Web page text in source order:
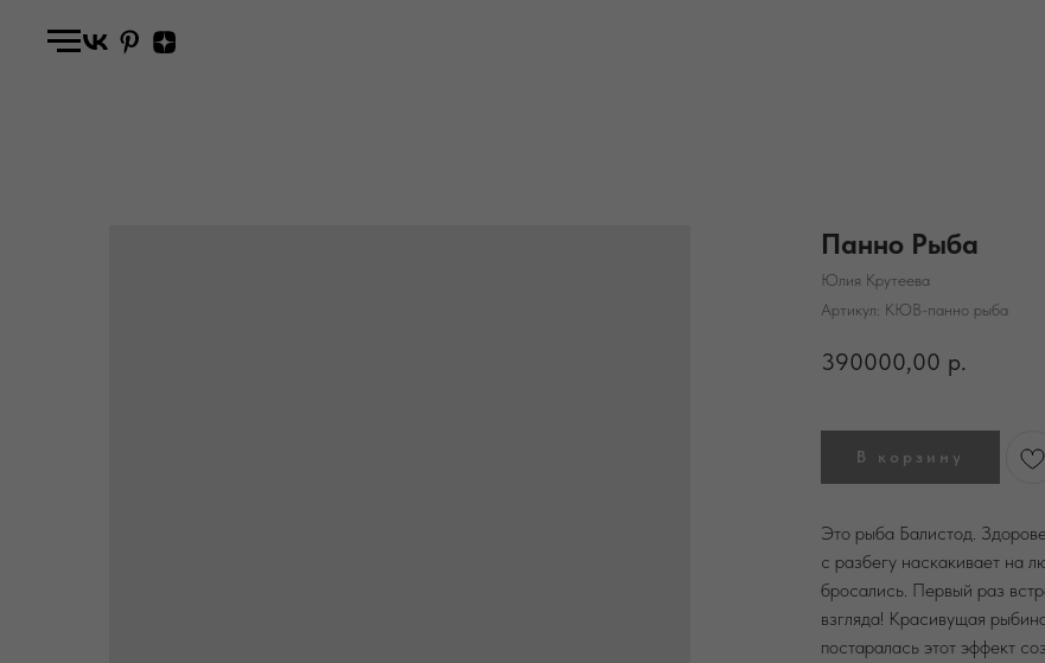
Панно Рыба
Юлия Крутеева
Артикул: КЮВ-панно рыба
390000,00 р.
В корзину
Это рыба Балистод.
с разбегу наскакивает на
бросались. Первый раз
взгляда! Красивущая
постаралась этот эффект